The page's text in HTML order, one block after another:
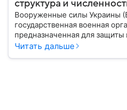
структура и
Вооруженные силы Украины
государственная военная
предназначенная для защиты
военным путем. Была создана
Читать дальше